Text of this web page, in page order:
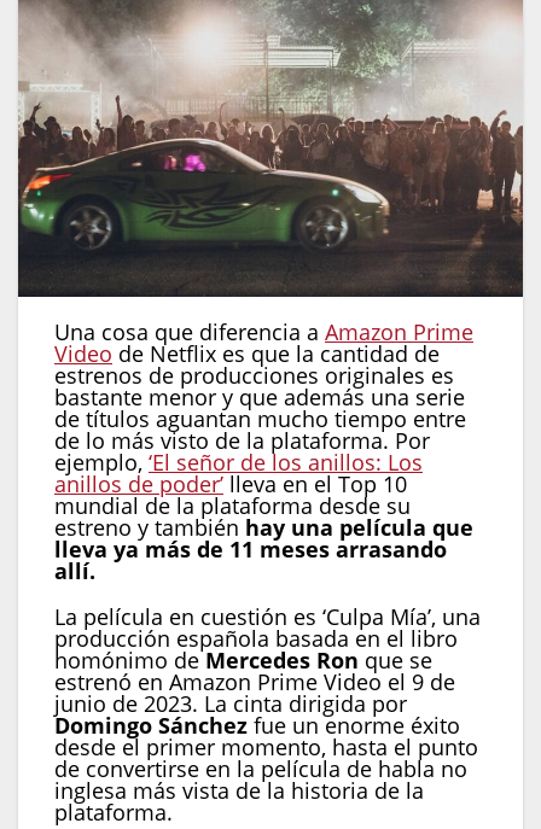
Una cosa que diferencia a Amazon Prime
Video de Netflix es que la cantidad de
estrenos de producciones originales es
bastante menor y que además una serie
de títulos aguantan mucho tiempo entre
de lo más visto de la plataforma. Por
ejemplo, ‘El señor de los anillos: Los
anillos de poder’ lleva en el Top 10
mundial de la plataforma desde su
estreno y también hay una película que
lleva ya más de 11 meses arrasando
allí.
La película en cuestión es ‘Culpa Mía’, una
producción española basada en el libro
homónimo deMercedes Ron que se
estrenó en Amazon Prime Video el 9 de
junio de 2023. La cinta dirigida por
Domingo Sánchez fue un enorme éxito
desde el primer momento, hasta el punto
de convertirse en la película de habla no
inglesa más vista de la historia de la
plataforma.